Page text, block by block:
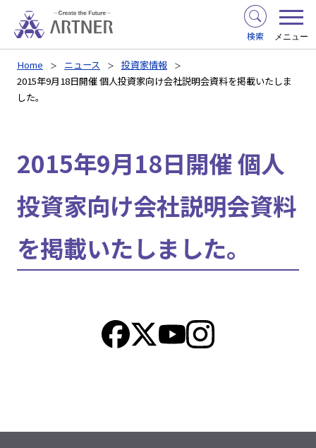
検索 メニュー
Home ニュース
投資家情報
2015年9月18日開催 個人投資家向け会社説明会資料を掲載いたしま
した。
2015年9月18日開催 個人
投資家向け会社説明会資料
を掲載いたしました。